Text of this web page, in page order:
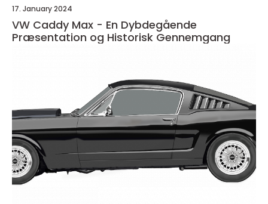
17. January 2024
VW Caddy Max - En Dybdegående
Præsentation og Historisk Gennemgang